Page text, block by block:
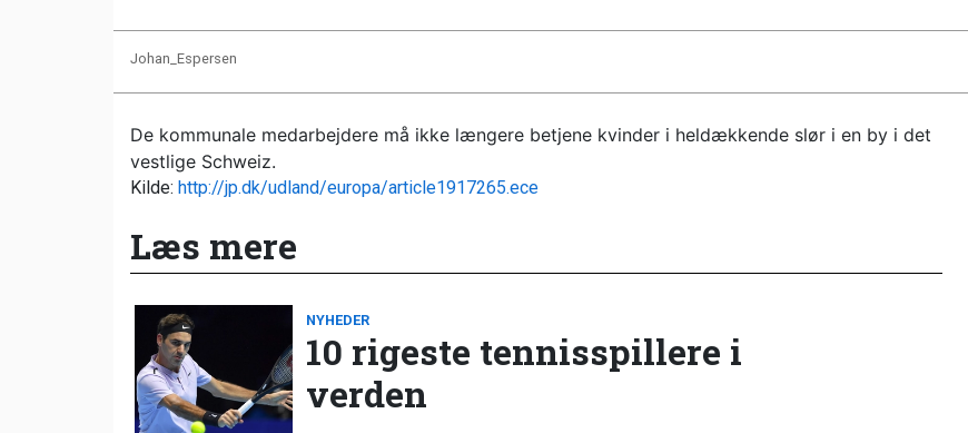
Johan_Espersen
De kommunale medarbejdere må ikke længere betjene kvinder i heldækkende slør i en by i det
vestlige Schweiz.
Kilde: http://jp.dk/udland/europa/article1917265.ece
Læs mere
NYHEDER
10 rigeste tennisspillere i
verden